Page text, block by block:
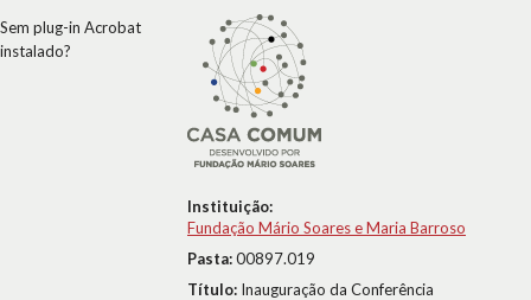
Instituição:
Fundação Mário Soares e Maria Barroso
Pasta:00897.019
Título: Inauguração da Conferência
Sem plug-in Acrobat
instalado?